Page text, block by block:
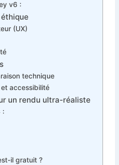
v6 :
(UX)
technique
accessibilité
un rendu ultra-réaliste
:
il gratuit ?